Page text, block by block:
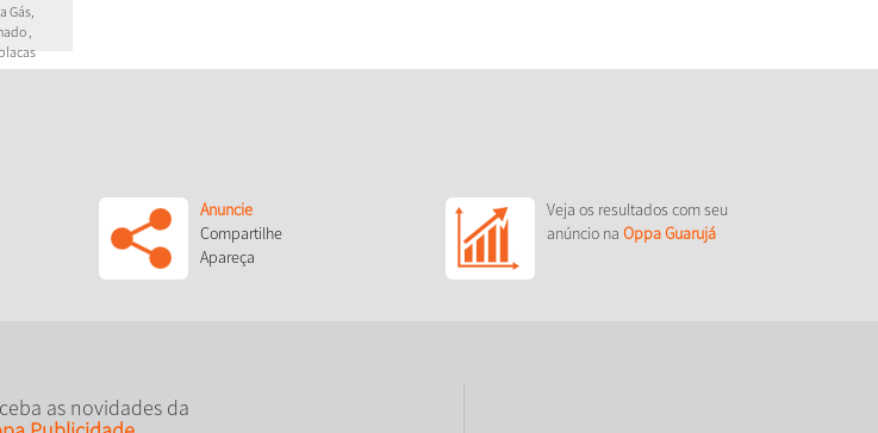
Gás,
,
Anuncie
Compartilhe
Apareça
Veja os resultados com seu
anúncio na Oppa Guarujá
as novidades da